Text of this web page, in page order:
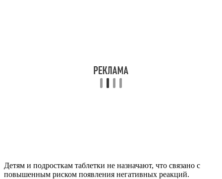
Детям и подросткам таблетки не назначают, что связано с
повышенным риском появления негативных реакций.